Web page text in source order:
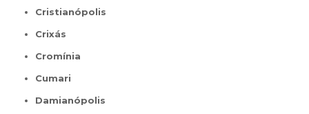
Cristianópolis
Crixás
Cromínia
Cumari
Damianópolis